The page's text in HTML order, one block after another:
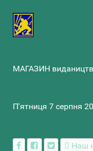
МАГАЗИН
П'ятниця 7 серпня
Наш